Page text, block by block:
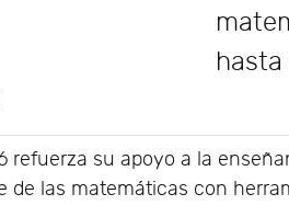
hasta
refuerza su apoyo a la
de las matemáticas con